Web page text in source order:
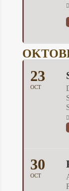
23
OCT
30
OCT